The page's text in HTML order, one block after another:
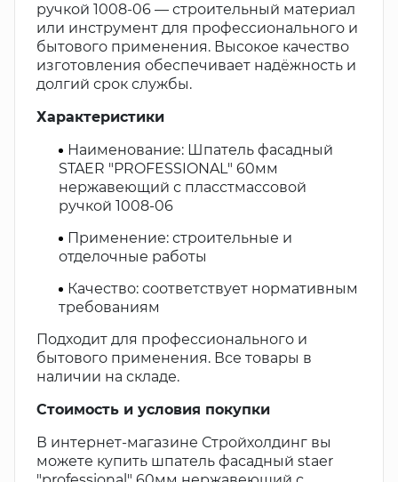
ручкой 1008-06 — строительный материал
или инструмент для профессионального и
бытового применения. Высокое качество
изготовления обеспечивает надёжность и
долгий срок службы.
Характеристики
Наименование: Шпатель фасадный
STAER "PROFESSIONAL" 60мм
нержавеющий с пласстмассовой
ручкой 1008-06
Применение: строительные и
отделочные работы
Качество: соответствует нормативным
требованиям
Подходит для профессионального и
бытового применения. Все товары в
наличии на складе.
Стоимость и условия покупки
В интернет-магазине Стройхолдинг вы
можете купить шпатель фасадный staer